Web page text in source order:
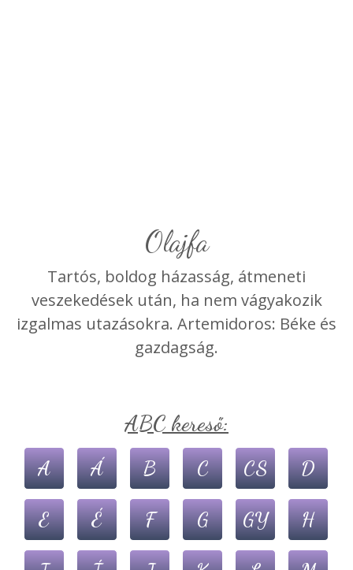
Olajfa
Tartós, boldog házasság, átmeneti
veszekedések után, ha nem vágyakozik
izgalmas utazásokra. Artemidoros: Béke és
gazdagság.
ABC kereső:
A Á B C CS D
E É F G GY H